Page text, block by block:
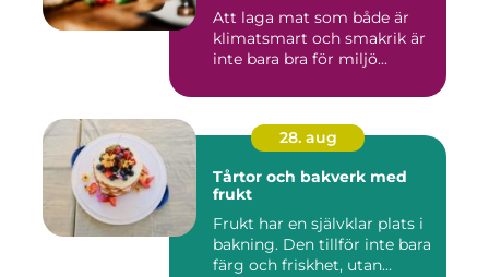
Att laga mat som både är
klimatsmart och smakrik är
inte bara bra för miljö...
28. aug
Tårtor och bakverk med
frukt
Frukt har en självklar plats i
bakning. Den tillför inte bara
färg och friskhet, utan...